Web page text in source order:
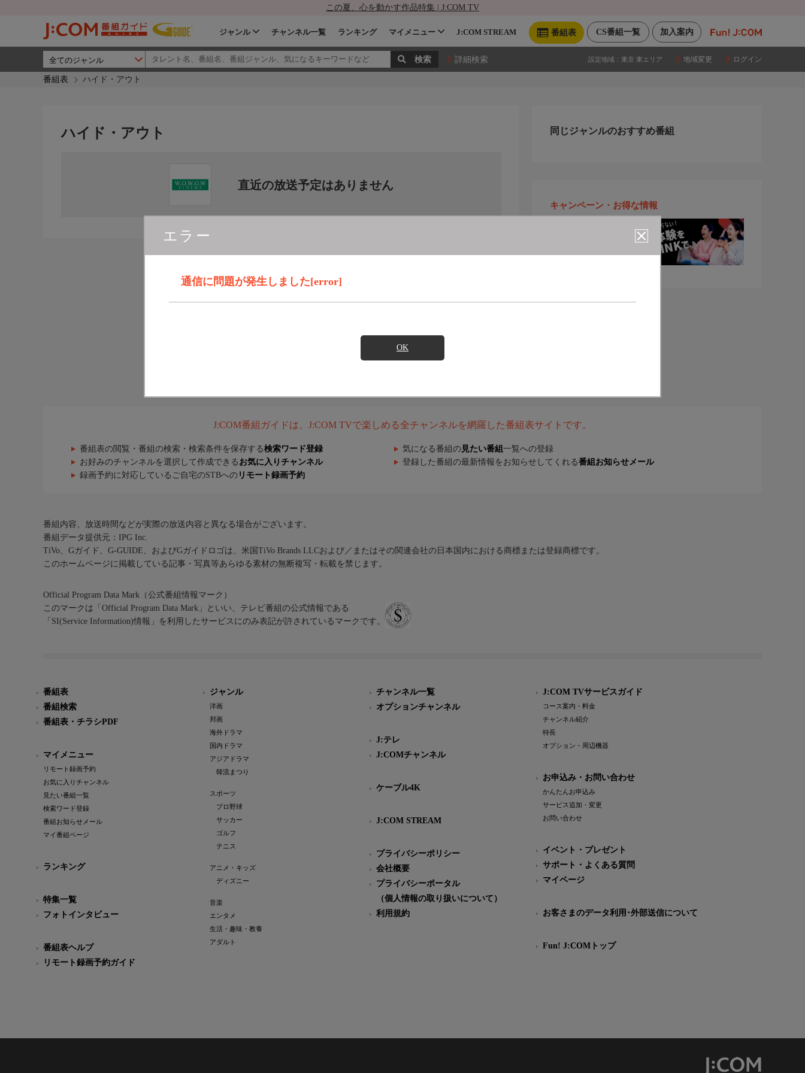
この夏、心を動かす作品特集 | J:COM TV
加入案内
CS番組一覧
番組表
ジャンル チャンネル一覧 ランキング マイメニュー J:COM STREAM
詳細検索 設定地域： 東京 東エリア 地域変更 ログイン
番組表 ハイド・アウト
エラー
通信に問題が発生しました[error]
OK
ハイド・アウト
直近の放送予定はありません
同じジャンルのおすすめ番組
キャンペーン・お得な情報
J:COM番組ガイドは、J:COM TVで楽しめる全チャンネルを網羅した番組表サイトです。
番組表の閲覧・番組の検索・検索条件を保存する検索ワード登録 気になる番組の 見たい番組 一覧への登録
お好みのチャンネルを選択して作成できる お気に入りチャンネル 登録した番組の最新情報をお知らせしてくれる番組お知らせメール
録画予約に対応しているご自宅のSTBへの リモート録画予約
番組内容、放送時間などが実際の放送内容と異なる場合がございます。
番組データ提供元：IPG Inc.
TiVo、Gガイド、G-GUIDE、およびGガイドロゴは、米国TiVo Brands LLCおよび／またはその関連会社の日本国内における商標または登録商標です。
このホームページに掲載している記事・写真等あらゆる素材の無断複写・転載を禁じます。
Official Program Data Mark（公式番組情報マーク）
このマークは「Official Program Data Mark」といい、テレビ番組の公式情報である
「SI(Service Information)情報」を利用したサービスにのみ表記が許されているマークです。
番組表
番組検索
番組表・チラシPDF
マイメニュー
リモート録画予約
お気に入りチャンネル
見たい番組一覧
検索ワード登録
番組お知らせメール
マイ番組ページ
ランキング
特集一覧
フォトインタビュー
番組表ヘルプ
リモート録画予約ガイド
ジャンル
洋画
邦画
海外ドラマ
国内ドラマ
アジアドラマ
韓流まつり
スポーツ
プロ野球
サッカー
ゴルフ
テニス
アニメ・キッズ
ディズニー
音楽
エンタメ
生活・趣味・教養
アダルト
チャンネル一覧
オプションチャンネル
J:テレ
J:COMチャンネル
ケーブル4K
J:COM STREAM
プライバシーポリシー
会社概要
プライバシーポータル
（個人情報の取り扱いについて）
利用規約
J:COM TVサービスガイド
コース案内・料金
チャンネル紹介
特長
オプション・周辺機器
お申込み・お問い合わせ
かんたんお申込み
サービス追加・変更
お問い合わせ
イベント・プレゼント
サポート・よくある質問
マイページ
お客さまのデータ利用･外部送信について
Fun! J:COMトップ